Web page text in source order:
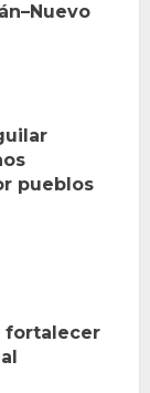
pueblos
fortalecer